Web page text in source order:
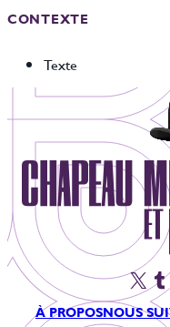
CONTEXTE
Texte
X Tumblr
À PROPOSNOUS